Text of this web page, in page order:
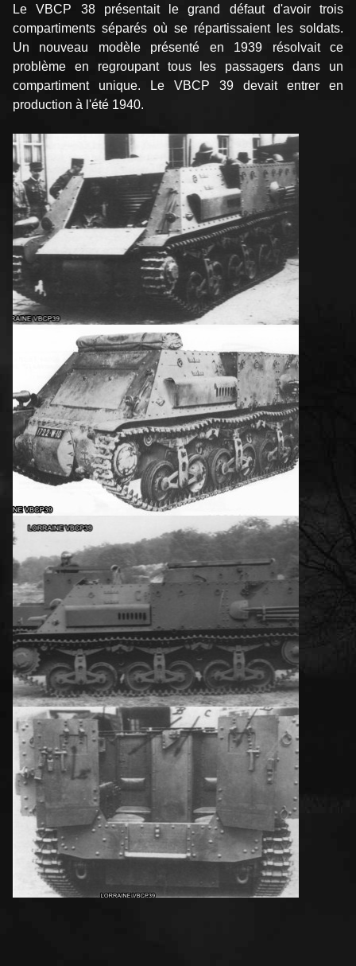
Le VBCP 38 présentait le grand défaut d'avoir trois
compartiments séparés où se répartissaient les soldats.
Un nouveau modèle présenté en 1939 résolvait ce
problème en regroupant tous les passagers dans un
compartiment unique. Le VBCP 39 devait entrer en
production à l'été 1940.